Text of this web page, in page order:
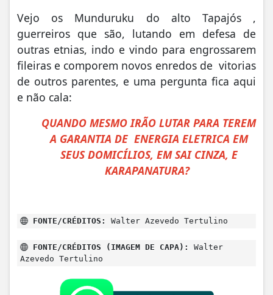
Vejo os Munduruku do alto Tapajós ,
guerreiros que são, lutando em defesa de
outras etnias, indo e vindo para engrossarem
fileiras e comporem novos enredos de vitorias
de outros parentes, e uma pergunta fica aqui
e não cala:
QUANDO MESMO IRÃO LUTAR PARA TEREM
A GARANTIA DE ENERGIA ELETRICA EM
SEUS DOMICÍLIOS, EM SAI CINZA, E
KARAPANATURA?
FONTE/CRÉDITOS: Walter Azevedo Tertulino
FONTE/CRÉDITOS (IMAGEM DE CAPA):
Walter
Azevedo Tertulino